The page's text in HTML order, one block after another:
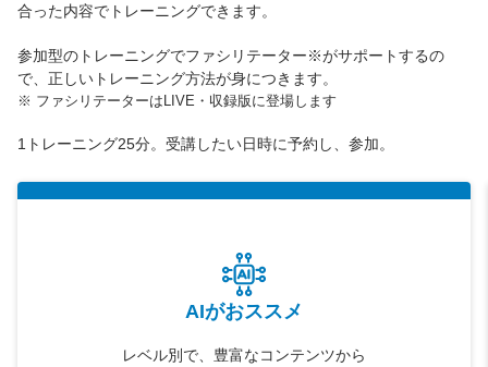
合った内容でトレーニングできます。
参加型のトレーニングでファシリテーター※がサポートするの
で、正しいトレーニング方法が身につきます。
※ ファシリテーターはLIVE・収録版に登場します
1トレーニング25分。受講したい日時に予約し、参加。
AIがおススメ
レベル別で、豊富なコンテンツから